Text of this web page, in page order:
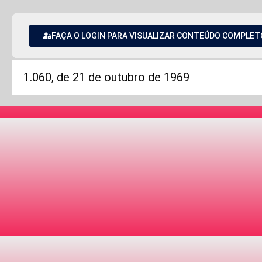
FAÇA O LOGIN PARA VISUALIZAR CONTEÚDO
1.060, de 21 de outubro de 1969